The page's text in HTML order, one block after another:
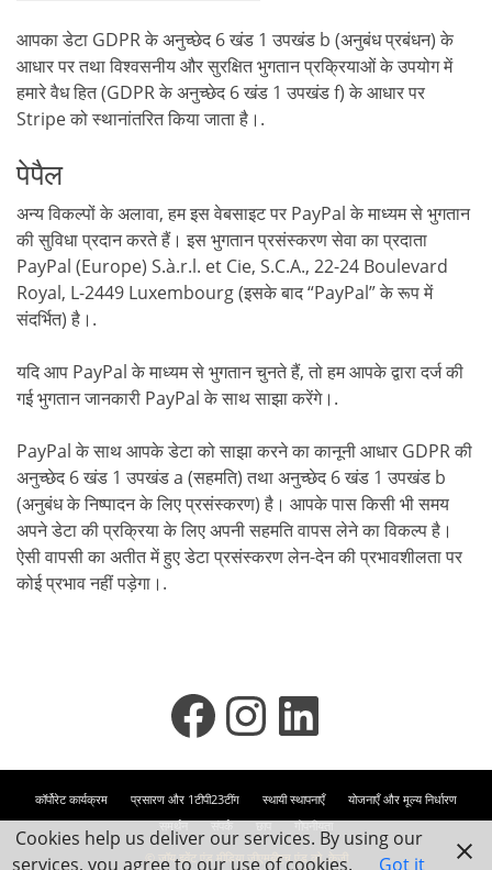
आपका डेटा GDPR के अनुच्छेद 6 खंड 1 उपखंड b (अनुबंध प्रबंधन) के
आधार पर तथा विश्वसनीय और सुरक्षित भुगतान प्रक्रियाओं के उपयोग में
हमारे वैध हित (GDPR के अनुच्छेद 6 खंड 1 उपखंड f) के आधार पर
Stripe को स्थानांतरित किया जाता है।.
पेपैल
अन्य विकल्पों के अलावा, हम इस वेबसाइट पर PayPal के माध्यम से भुगतान
की सुविधा प्रदान करते हैं। इस भुगतान प्रसंस्करण सेवा का प्रदाता
PayPal (Europe) S.à.r.l. et Cie, S.C.A., 22-24 Boulevard
Royal, L-2449 Luxembourg (इसके बाद “PayPal” के रूप में
संदर्भित) है।.
यदि आप PayPal के माध्यम से भुगतान चुनते हैं, तो हम आपके द्वारा दर्ज की
गई भुगतान जानकारी PayPal के साथ साझा करेंगे।.
PayPal के साथ आपके डेटा को साझा करने का कानूनी आधार GDPR की
अनुच्छेद 6 खंड 1 उपखंड a (सहमति) तथा अनुच्छेद 6 खंड 1 उपखंड b
(अनुबंध के निष्पादन के लिए प्रसंस्करण) है। आपके पास किसी भी समय
अपने डेटा की प्रक्रिया के लिए अपनी सहमति वापस लेने का विकल्प है।
ऐसी वापसी का अतीत में हुए डेटा प्रसंस्करण लेन-देन की प्रभावशीलता पर
कोई प्रभाव नहीं पड़ेगा।.
फेसबुक
इंस्टाग्राम
लिंक्डइन
कॉर्पोरेट कार्यक्रम प्रसारण और 1टीपी23टींग स्थायी स्थापनाएँ
योजनाएँ और मूल्य निर्धारण
समर्थन
संपर्क छाप
गोपनीयता
© जॉय इवेंट एंड मीडिया जीएमबीएच एंड को. केजी
Cookies help us deliver our services. By using our
services, you agree to our use of cookies.
Got it